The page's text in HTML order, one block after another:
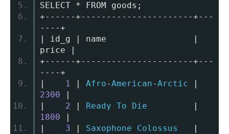
SELECT * FROM goods ;
+------+----------------------+---
----+
|
id_g | name
|
price
|
+------+----------------------+---
----+
|
1 | Afro-American-Arctic
|
2300
|
|
2 | Ready To Die
|
1800
|
|
3 | Saxophone Colossus
|